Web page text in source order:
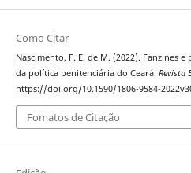
Como Citar
Nascimento, F. E. de M. (2022). Fanzines
da política penitenciária do Ceará. Revista
https://doi.org/10.1590/1806-9584-
Fomatos de Citação